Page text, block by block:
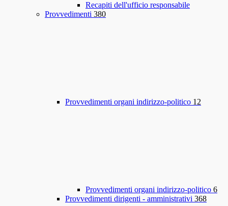
Recapiti dell'ufficio responsabile
Provvedimenti 380
Provvedimenti organi indirizzo-politico 12
Provvedimenti organi indirizzo-politico 6
Provvedimenti dirigenti - amministrativi 368